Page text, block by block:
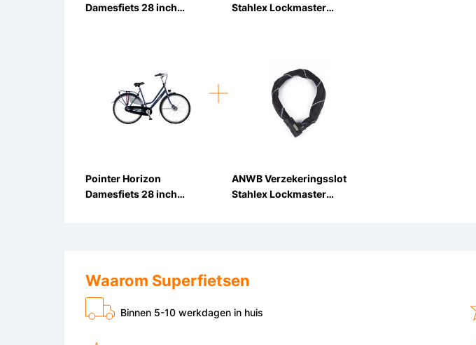
Waarom Superfietsen
Binnen 5-10 werkdagen in huis
Damesfiets 28 inch
Stahlex Lockmaster
Pointer Horizon
Damesfiets 28 inch
ANWB Verzekeringsslot
Stahlex Lockmaster